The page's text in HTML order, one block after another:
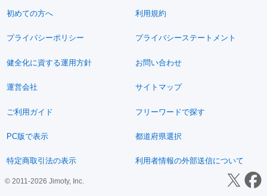
初めての方へ 利用規約
プライバシーポリシー プライバシーステートメント
健全化に資する運用方針 お問い合わせ
運営会社 サイトマップ
ご利用ガイド フリーワードで探す
PC版で表示 都道府県選択
特定商取引法の表示 利用者情報の外部送信について
© 2011-2026 Jimoty, Inc.